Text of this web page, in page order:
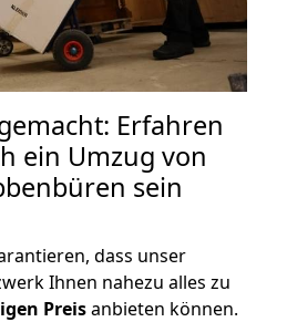
Erfahren
ein Umzug von
sein
dass unser
Ihnen nahezu alles zu
Preisanbieten können.